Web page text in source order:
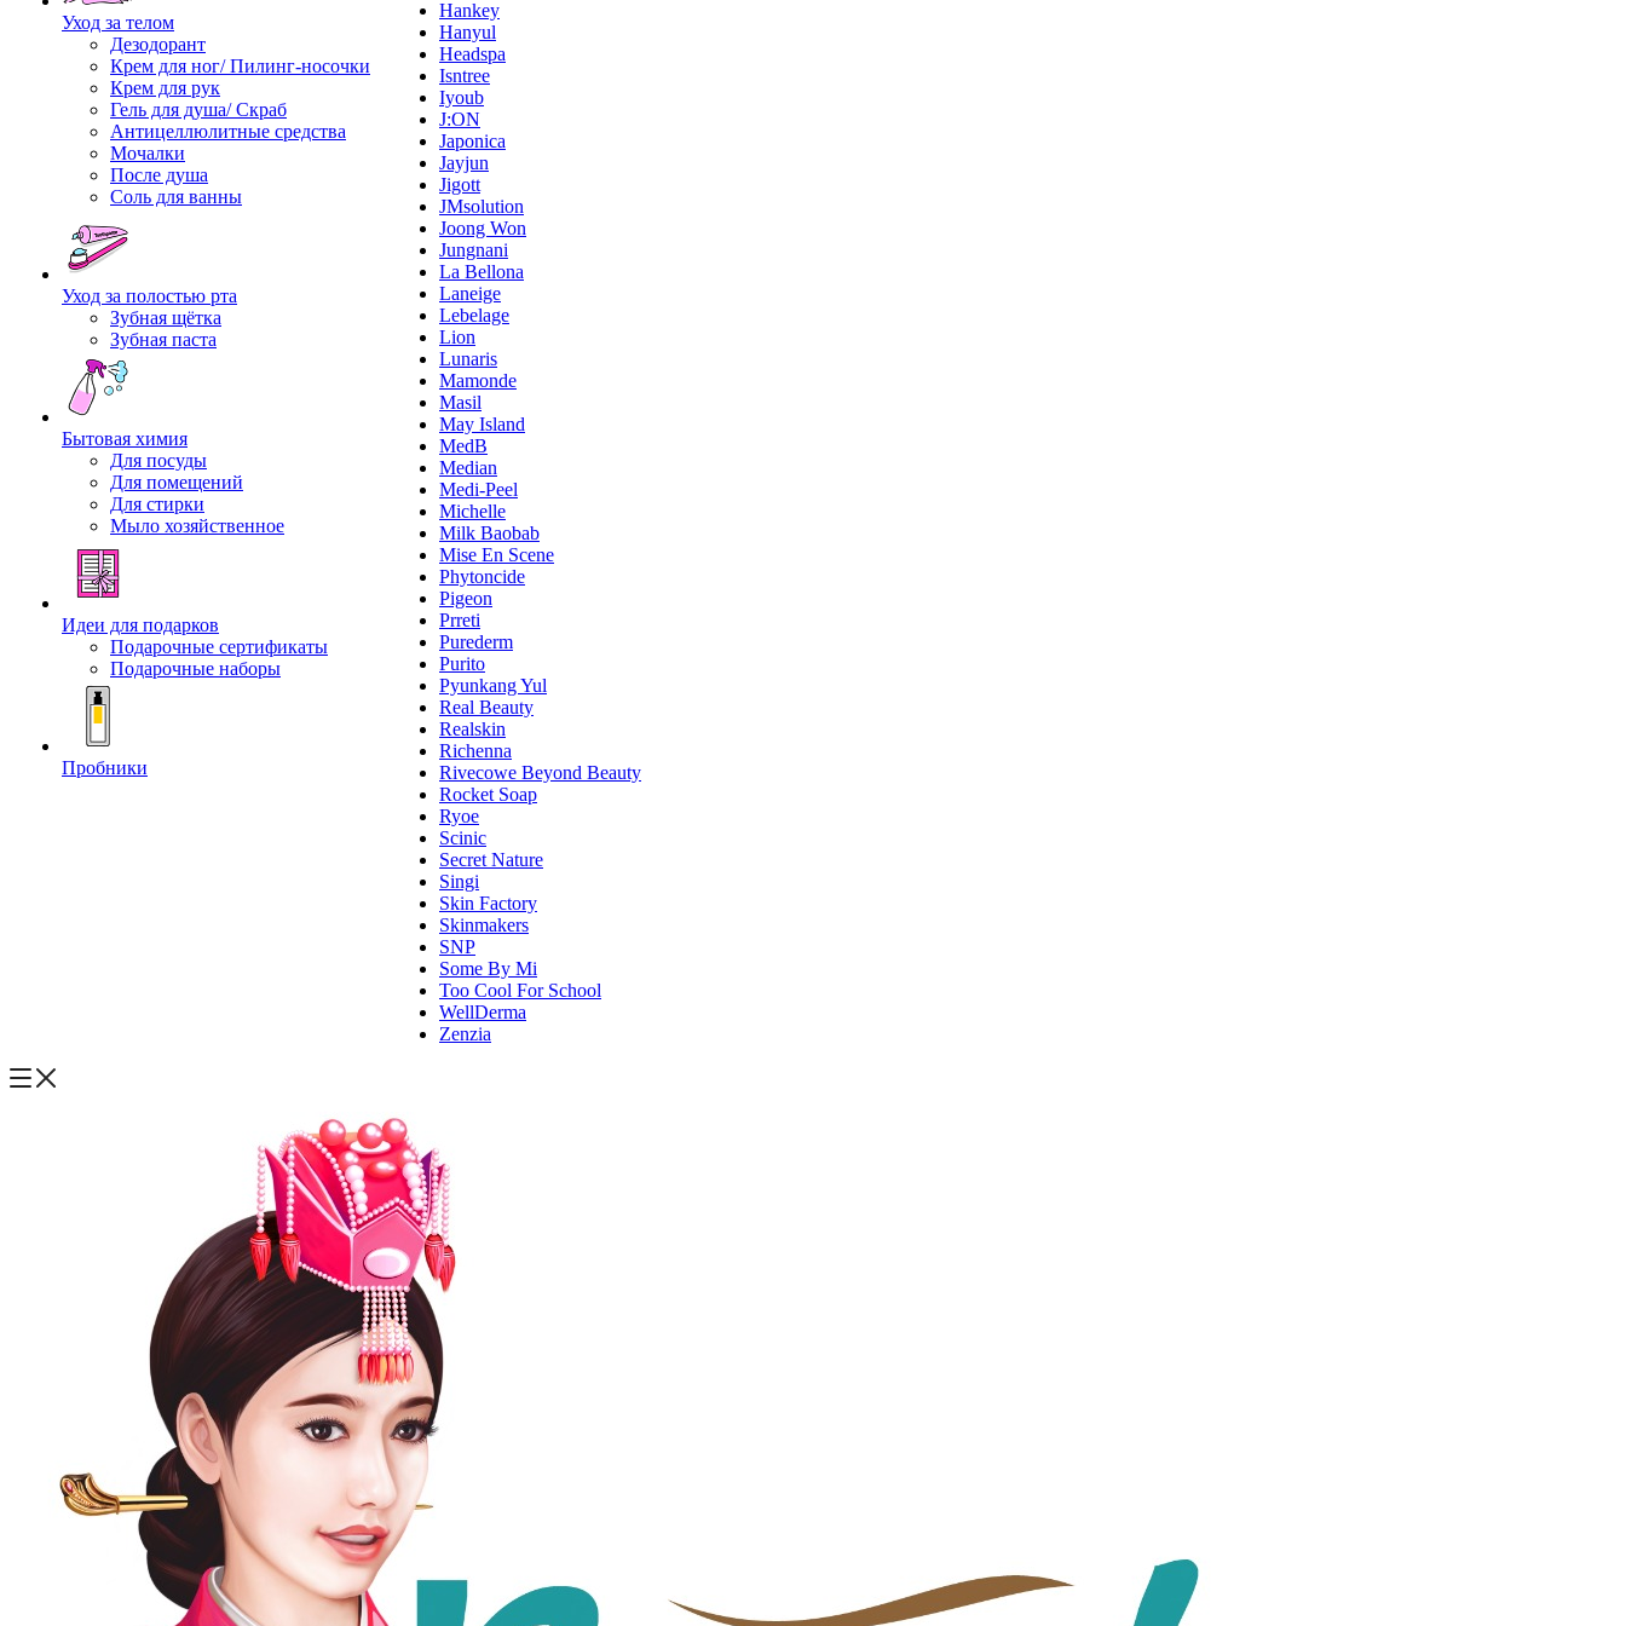
Уход за телом
Дезодорант
Крем для ног/ Пилинг-носочки
Крем для рук
Гель для душа/ Скраб
Антицеллюлитные средства
Мочалки
После душа
Соль для ванны
Уход за полостью рта
Зубная щётка
Зубная паста
Бытовая химия
Для посуды
Для помещений
Для стирки
Мыло хозяйственное
Идеи для подарков
Подарочные сертификаты
Подарочные наборы
Пробники
Hankey
Hanyul
Headspa
Isntree
Iyoub
J:ON
Japonica
Jayjun
Jigott
JMsolution
Joong Won
Jungnani
La Bellona
Laneige
Lebelage
Lion
Lunaris
Mamonde
Masil
May Island
MedB
Median
Medi-Peel
Michelle
Milk Baobab
Mise En Scene
Phytoncide
Pigeon
Prreti
Purederm
Purito
Pyunkang Yul
Real Beauty
Realskin
Richenna
Rivecowe Beyond Beauty
Rocket Soap
Ryoe
Scinic
Secret Nature
Singi
Skin Factory
Skinmakers
SNP
Some By Mi
Too Cool For School
WellDerma
Zenzia